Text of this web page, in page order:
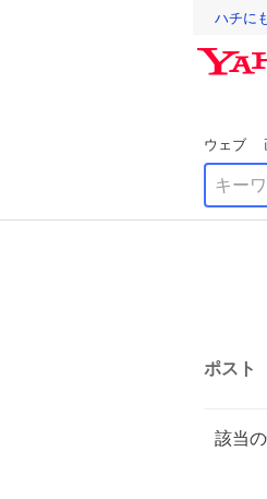
ハチに
ウェブ
ポスト
該当